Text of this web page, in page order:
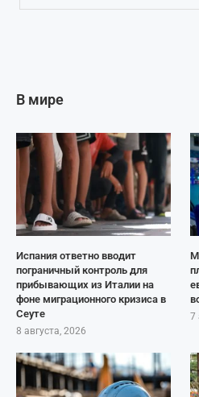
В мире
Испания ответно вводит
пограничный контроль для
прибывающих из Италии на
фоне миграционного кризиса в
Сеуте
8 августа, 2026
7